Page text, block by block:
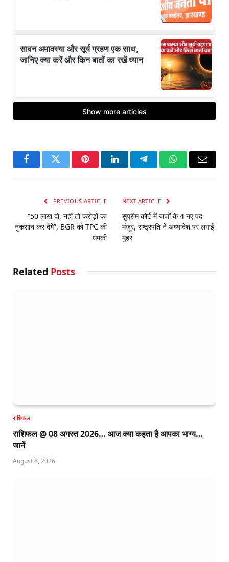
FacebookTwitter PinterestLinkedInTelegramWhatsApp
Email
PREVIOUS ARTICLE
“50 लाख दो, नहीं तो करोड़ों का
नुकसान कर देंगे”, BGR को TPC की
धमकी
NEXT ARTICLE
सुप्रीम कोर्ट में जजों के 4 नए पद
मंजूर, राष्ट्रपति ने अध्यादेश पर लगाई
मुहर
Related Posts
राशिफल
राशिफल @ 08 अगस्त 2026… आज क्या कहता है आपका भाग्य…
जानें
August 8, 2026